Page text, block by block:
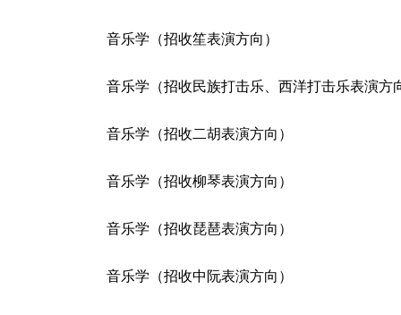
音乐学（招收笙表演方向）
音乐学（招收民族打击乐、西洋打击乐表演方
音乐学（招收二胡表演方向）
音乐学（招收柳琴表演方向）
音乐学（招收琵琶表演方向）
音乐学（招收中阮表演方向）